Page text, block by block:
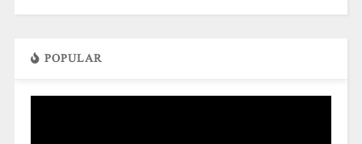
POPULAR